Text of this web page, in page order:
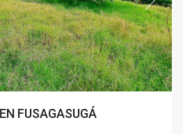
Next
FUSAGASUGÁ